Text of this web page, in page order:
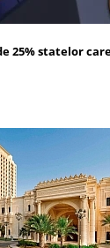
25% statelor